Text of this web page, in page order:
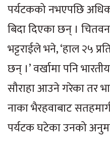
पर्यटकको नभएपछि
बिदा दिएका छन् ।
भट्टराईले भने, ‘हाल २५
छन् ।’ वर्खामा पनि
सौराहा आउने गरेका तर
नाका भैरहवाबाट
पर्यटक घटेका उनको